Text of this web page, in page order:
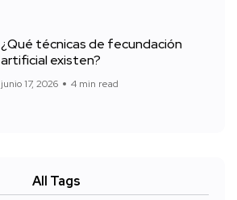
¿Qué técnicas de fecundación
artificial existen?
junio 17, 2026 4 min read
All Tags